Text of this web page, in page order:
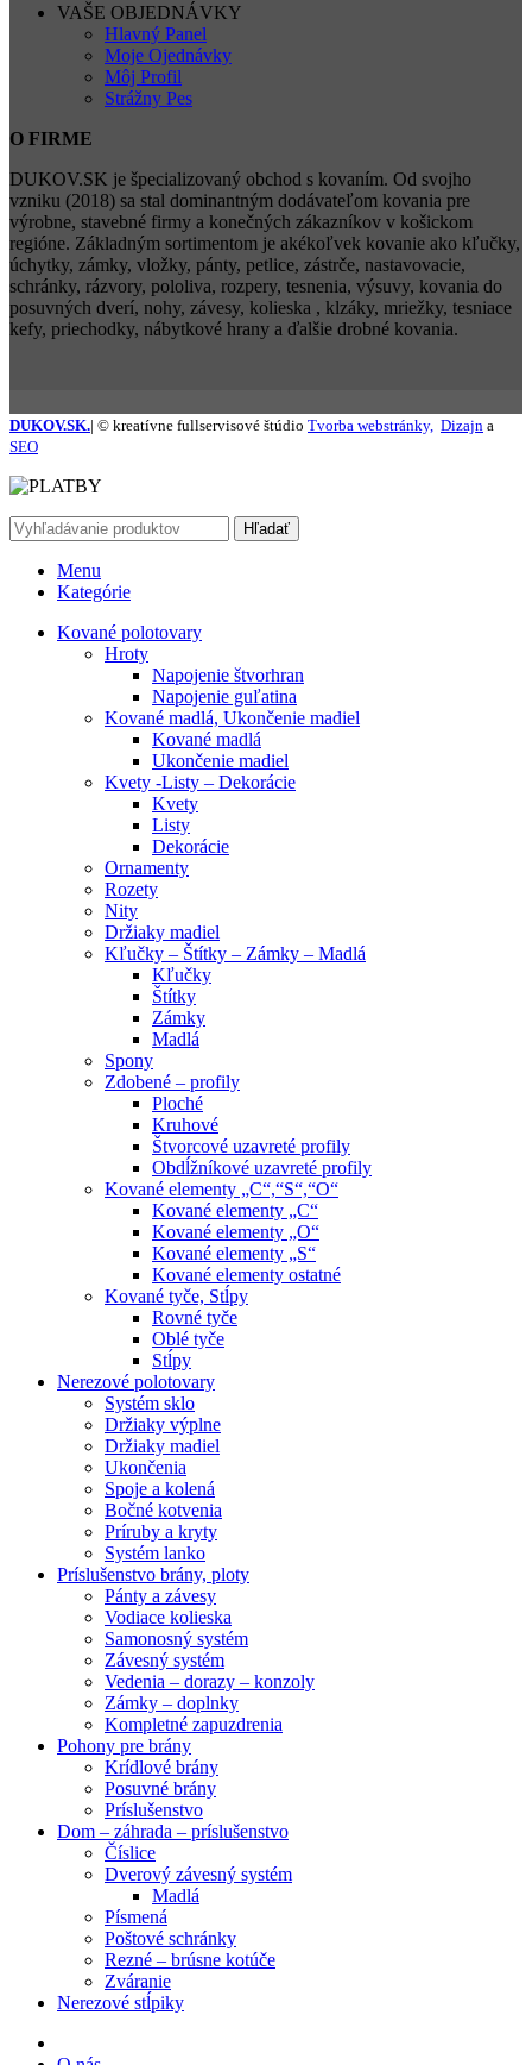
VAŠE OBJEDNÁVKY
Hlavný Panel
Moje Ojednávky
Môj Profil
Strážny Pes
O FIRME
DUKOV.SK je špecializovaný obchod s kovaním. Od svojho
vzniku (2018) sa stal dominantným dodávateľom kovania pre
výrobne, stavebné firmy a konečných zákazníkov v košickom
regióne. Základným sortimentom je akékoľvek kovanie ako kľučky,
úchytky, zámky, vložky, pánty, petlice, zástrče, nastavovacie,
schránky, rázvory, pololiva, rozpery, tesnenia, výsuvy, kovania do
posuvných dverí, nohy, závesy, kolieska , klzáky, mriežky, tesniace
kefy, priechodky, nábytkové hrany a ďalšie drobné kovania.
DUKOV.SK.| © kreatívne fullservisové štúdio Tvorba webstránky, Dizajn a
SEO
Hľadať
Menu
Kategórie
Kované polotovary
Hroty
Napojenie štvorhran
Napojenie guľatina
Kované madlá, Ukončenie madiel
Kované madlá
Ukončenie madiel
Kvety -Listy – Dekorácie
Kvety
Listy
Dekorácie
Ornamenty
Rozety
Nity
Držiaky madiel
Kľučky – Štítky – Zámky – Madlá
Kľučky
Štítky
Zámky
Madlá
Spony
Zdobené – profily
Ploché
Kruhové
Štvorcové uzavreté profily
Obdĺžníkové uzavreté profily
Kované elementy „C“,“S“,“O“
Kované elementy „C“
Kované elementy „O“
Kované elementy „S“
Kované elementy ostatné
Kované tyče, Stĺpy
Rovné tyče
Oblé tyče
Stĺpy
Nerezové polotovary
Systém sklo
Držiaky výplne
Držiaky madiel
Ukončenia
Spoje a kolená
Bočné kotvenia
Príruby a kryty
Systém lanko
Príslušenstvo brány, ploty
Pánty a závesy
Vodiace kolieska
Samonosný systém
Závesný systém
Vedenia – dorazy – konzoly
Zámky – doplnky
Kompletné zapuzdrenia
Pohony pre brány
Krídlové brány
Posuvné brány
Príslušenstvo
Dom – záhrada – príslušenstvo
Číslice
Dverový závesný systém
Madlá
Písmená
Poštové schránky
Rezné – brúsne kotúče
Zváranie
Nerezové stĺpiky